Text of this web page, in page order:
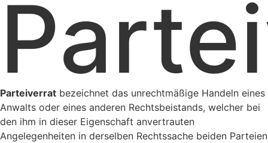
Parteiverrat bezeichnet das unrechtmäßige Handeln eines
Anwalts oder eines anderen Rechtsbeistands, welcher bei
den ihm in dieser Eigenschaft anvertrauten
Angelegenheiten in derselben Rechtssache beiden Parteien